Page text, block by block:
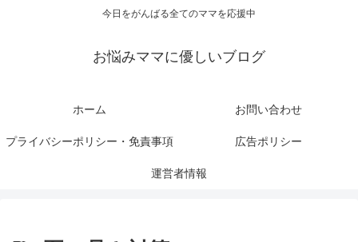
今日をがんばる全てのママを応援中
お悩みママに優しいブログ
ホーム お問い合わせ
プライバシーポリシー・免責事項 広告ポリシー
運営者情報